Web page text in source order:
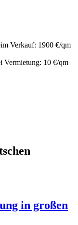
in großen